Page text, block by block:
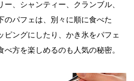
、シャンティー、クランブル、
のパフェは、別々に順に食べた
ピングにしたり、かき氷をパフェ
方を楽しめるのも人気の秘密。